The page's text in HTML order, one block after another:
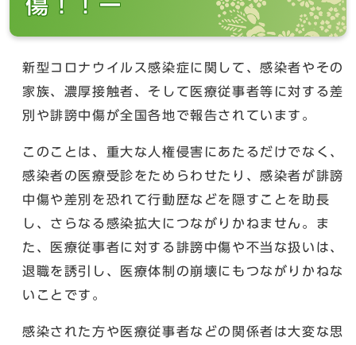
傷！！ー
新型コロナウイルス感染症に関して、感染者やその
家族、濃厚接触者、そして医療従事者等に対する差
別や誹謗中傷が全国各地で報告されています。
このことは、重大な人権侵害にあたるだけでなく、
感染者の医療受診をためらわせたり、感染者が誹謗
中傷や差別を恐れて行動歴などを隠すことを助長
し、さらなる感染拡大につながりかねません。ま
た、医療従事者に対する誹謗中傷や不当な扱いは、
退職を誘引し、医療体制の崩壊にもつながりかねな
いことです。
感染された方や医療従事者などの関係者は大変な思